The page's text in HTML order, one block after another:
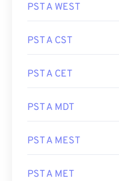
PST A WEST
PST A CST
PST A CET
PST A MDT
PST A MEST
PST A MET